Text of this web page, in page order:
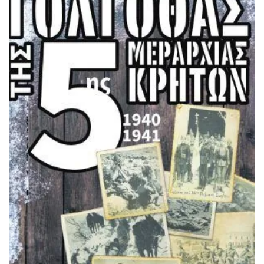
ΠΡΟΣΘΉΚΗ ΣΤΟ ΚΑΛΆΘΙ